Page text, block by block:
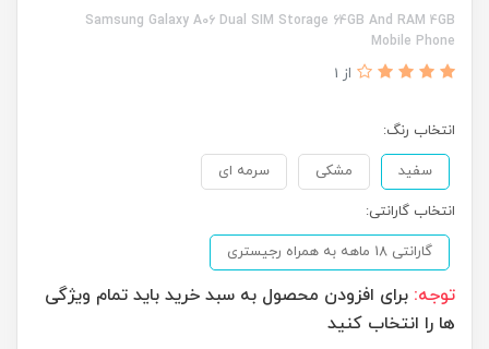
Samsung Galaxy A06 Dual SIM Storage 64GB And RAM 4GB
Mobile Phone
از 1
انتخاب رنگ:
سفید مشکی سرمه ای
انتخاب گارانتی:
گارانتی 18 ماهه به همراه رجیستری
توجه: برای افزودن محصول به سبد خرید باید تمام ویژگی
ها را انتخاب کنید